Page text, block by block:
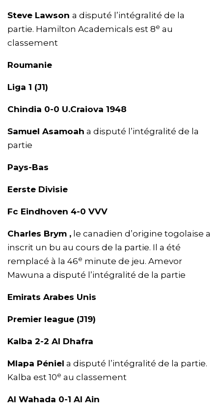
Steve Lawson a disputé l’intégralité de la
partie. Hamilton Academicals est 8e au
classement
Roumanie
Liga 1 (J1)
Chindia 0-0 U.Craiova 1948
Samuel Asamoah a disputé l’intégralité de la
partie
Pays-Bas
Eerste Divisie
Fc Eindhoven 4-0 VVV
Charles Brym , le canadien d’origine togolaise a
inscrit un bu au cours de la partie. Il a été
remplacé à la 46e minute de jeu. Amevor
Mawuna a disputé l’intégralité de la partie
Emirats Arabes Unis
Premier league (J19)
Kalba 2-2 Al Dhafra
Mlapa Péniel a disputé l’intégralité de la partie.
Kalba est 10e au classement
Al Wahada 0-1 Al Ain